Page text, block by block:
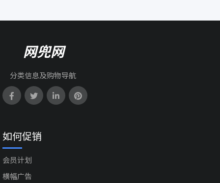
网兜网
分类信息及购物导航
如何促销
会员计划
横幅广告